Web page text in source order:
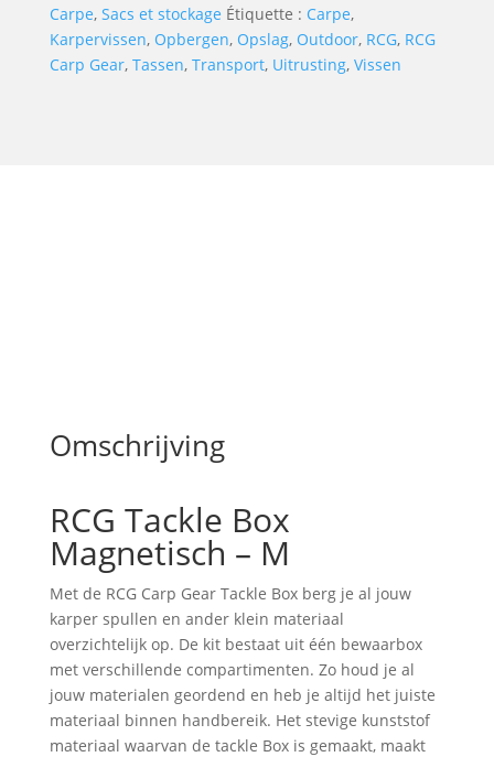
Carpe, Sacs et stockage Étiquette : Carpe,
Karpervissen, Opbergen, Opslag, Outdoor, RCG, RCG
Carp Gear, Tassen, Transport, Uitrusting, Vissen
Omschrijving
RCG Tackle Box
Magnetisch – M
Met de RCG Carp Gear Tackle Box berg je al jouw
karper spullen en ander klein materiaal
overzichtelijk op. De kit bestaat uit één bewaarbox
met verschillende compartimenten. Zo houd je al
jouw materialen geordend en heb je altijd het juiste
materiaal binnen handbereik. Het stevige kunststof
materiaal waarvan de tackle Box is gemaakt, maakt